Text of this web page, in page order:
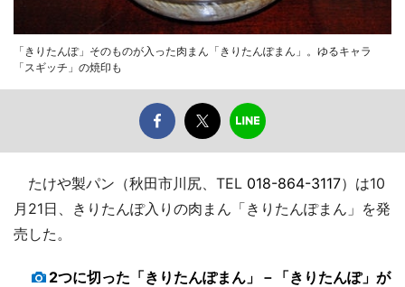
「きりたんぽ」そのものが入った肉まん「きりたんぽまん」。ゆるキャラ
「スギッチ」の焼印も
たけや製パン（秋田市川尻、TEL 018-864-3117）は10
月21日、きりたんぽ入りの肉まん「きりたんぽまん」を発
売した。
2つに切った「きりたんぽまん」－「きりたんぽ」が